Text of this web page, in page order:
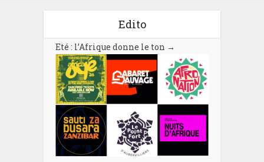
Edito
Eté : l’Afrique donne le ton →